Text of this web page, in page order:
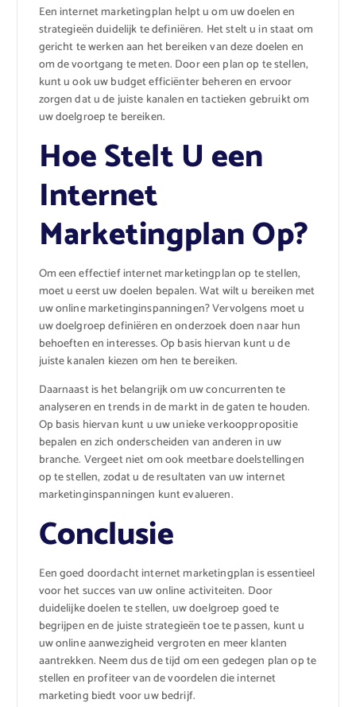
Een internet marketingplan helpt u om uw doelen en
strategieën duidelijk te definiëren. Het stelt u in staat om
gericht te werken aan het bereiken van deze doelen en
om de voortgang te meten. Door een plan op te stellen,
kunt u ook uw budget efficiënter beheren en ervoor
zorgen dat u de juiste kanalen en tactieken gebruikt om
uw doelgroep te bereiken.
Hoe Stelt U een
Internet
Marketingplan Op?
Om een effectief internet marketingplan op te stellen,
moet u eerst uw doelen bepalen. Wat wilt u bereiken met
uw online marketinginspanningen? Vervolgens moet u
uw doelgroep definiëren en onderzoek doen naar hun
behoeften en interesses. Op basis hiervan kunt u de
juiste kanalen kiezen om hen te bereiken.
Daarnaast is het belangrijk om uw concurrenten te
analyseren en trends in de markt in de gaten te houden.
Op basis hiervan kunt u uw unieke verkooppropositie
bepalen en zich onderscheiden van anderen in uw
branche. Vergeet niet om ook meetbare doelstellingen
op te stellen, zodat u de resultaten van uw internet
marketinginspanningen kunt evalueren.
Conclusie
Een goed doordacht internet marketingplan is essentieel
voor het succes van uw online activiteiten. Door
duidelijke doelen te stellen, uw doelgroep goed te
begrijpen en de juiste strategieën toe te passen, kunt u
uw online aanwezigheid vergroten en meer klanten
aantrekken. Neem dus de tijd om een gedegen plan op te
stellen en profiteer van de voordelen die internet
marketing biedt voor uw bedrijf.